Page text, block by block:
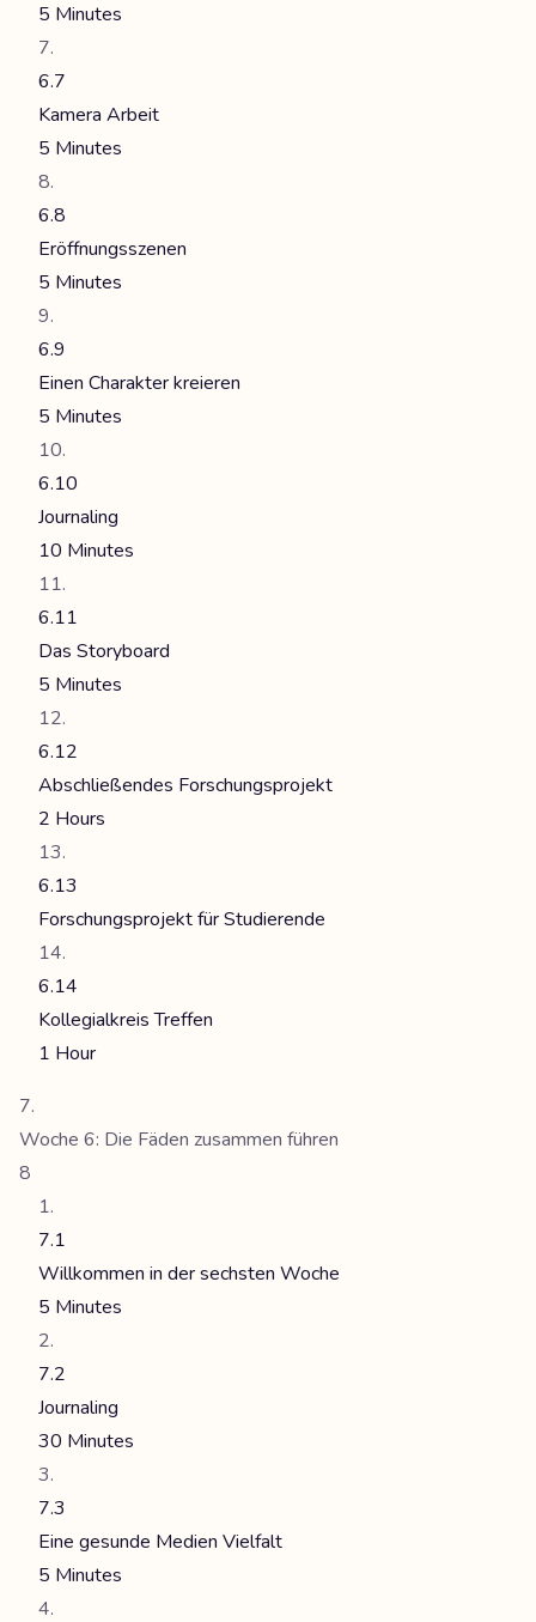
5 Minutes
6.7
Kamera Arbeit
5 Minutes
6.8
Eröffnungsszenen
5 Minutes
6.9
Einen Charakter kreieren
5 Minutes
6.10
Journaling
10 Minutes
6.11
Das Storyboard
5 Minutes
6.12
Abschließendes Forschungsprojekt
2 Hours
6.13
Forschungsprojekt für Studierende
6.14
Kollegialkreis Treffen
1 Hour
Woche 6: Die Fäden zusammen führen
8
7.1
Willkommen in der sechsten Woche
5 Minutes
7.2
Journaling
30 Minutes
7.3
Eine gesunde Medien Vielfalt
5 Minutes